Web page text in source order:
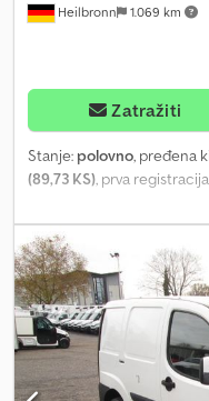
Heilbronn 1.069 km
Zatražiti
Stanje: polovno, pređena
(89,73 KS), prva
razred:Euro 5, broj sedišta:
širina utovarnog prostora:
1.450 mm, Oprema:
program stabilnosti
!!!!! MOTOR I MENJAČ
servo volan, 5-stepeni
vazdušni jastuk, radio-
jedinica Carrier Xarios 200,